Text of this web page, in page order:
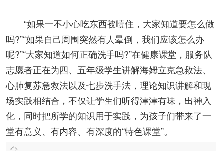
“如果一不小心吃东西被噎住，大家知道要怎么做
吗?”“如果自己周围突然有人晕倒，我们应该怎么办
呢?”“大家知道如何正确洗手吗?”在健康课堂，服务队
志愿者正在为四、五年级学生讲解海姆立克急救法、
心肺复苏急救法以及七步洗手法，理论知识讲解和现
场实践相结合，不仅让学生们听得津津有味，出神入
化，同时把所学的知识用于实践，为孩子们带来了一
堂有意义、有内容、有深度的“特色课堂”。